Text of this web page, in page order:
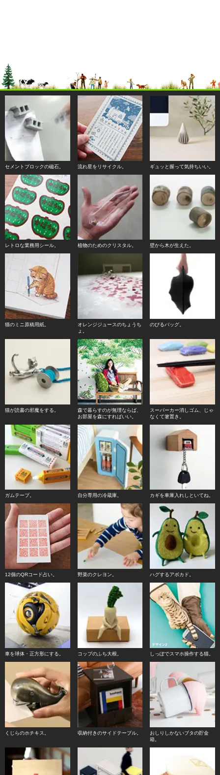
セメントブロックの磁石。 流れ星をリサイクル。 ギュッと握って気持ちいい。
レトロな業務用シール。 植物のためのクリスタル。 壁から木が生えた。
猫のミニ原稿用紙。
オレンジジュースのちょうち
ょ。
のびるバッグ。
猫が読書の邪魔をする。
森で暮らすのが無理ならば、
お部屋を森にすればいい。
スーパーカー消しゴム、じゃ
なくて箸置き。
ガムテープ。 自分専用の冷蔵庫。 カギを車庫入れしといてね。
12個のQRコード占い。 野菜のクレヨン。 ハグするアボカド。
車を球体・正方形にする。 コップのふち大根。 しっぽでスマホ操作する猫。
くじらのホチキス。 収納付きのサイドテーブル。
おしりしかないブタの貯金
箱。